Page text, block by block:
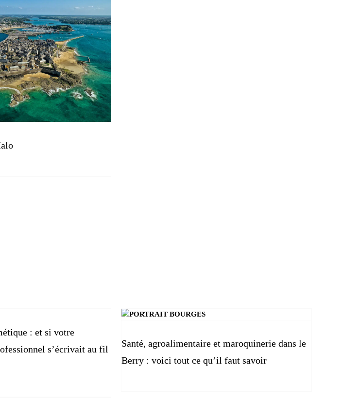
: et si votre
s’écrivait au fil
Santé, agroalimentaire et maroquinerie dans le
Berry : voici tout ce qu’il faut savoir